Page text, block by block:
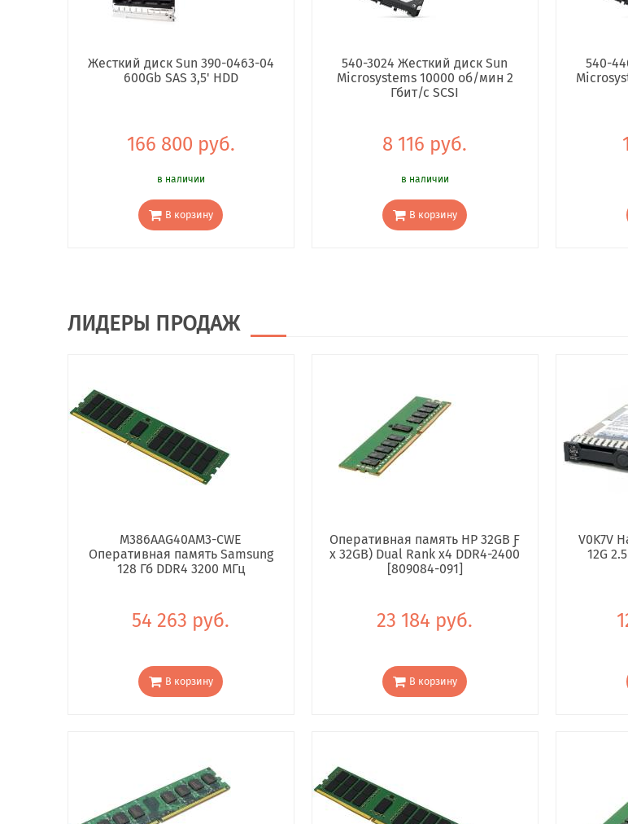
Жесткий диск Sun 390-0463-04
600Gb SAS 3,5' HDD
166 800 руб.
в наличии
В корзину
540-3024 Жесткий диск Sun
Microsystems 10000 об/мин 2
Гбит/с SCSI
8 116 руб.
в наличии
В корзину
540-
ЛИДЕРЫ ПРОДАЖ
M386AAG40AM3-CWE
Оперативная память Samsung
128 Гб DDR4 3200 МГц
54 263 руб.
В корзину
Оперативная память HP 32GB Ƒ
x 32GB) Dual Rank x4 DDR4-2400
[809084-091]
23 184 руб.
В корзину
V0K7V
12G